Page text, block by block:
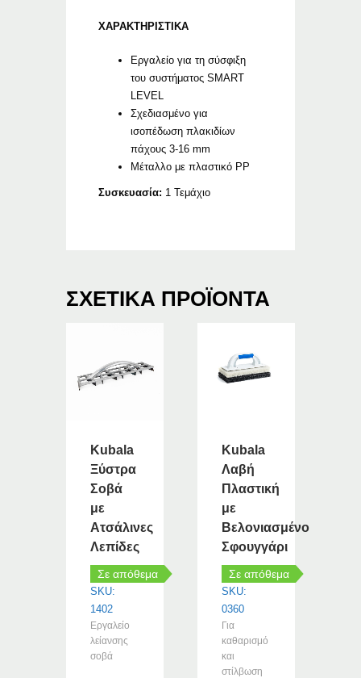
ΧΑΡΑΚΤΗΡΙΣΤΙΚΑ
Εργαλείο για τη σύσφιξη
του συστήματος SMART
LEVEL
Σχεδιασμένο για
ισοπέδωση πλακιδίων
πάχους 3-16 mm
Μέταλλο με πλαστικό PP
Συσκευασία: 1 Τεμάχιο
ΣΧΕΤΙΚΆ ΠΡΟΪΌΝΤΑ
Kubala
Ξύστρα
Σοβά
με
Ατσάλινες
Λεπίδες
Σε απόθεμα
SKU:
1402
Εργαλείο
λείανσης
σοβά
Kubala
Λαβή
Πλαστική
με
Βελονιασμένο
Σφουγγάρι
Σε απόθεμα
SKU:
0360
Για
καθαρισμό
και
στίλβωση